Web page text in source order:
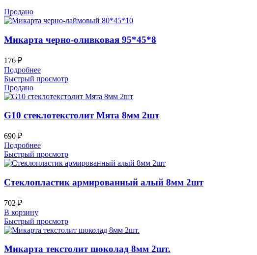
Продано
Микарта черно-оливковая 95*45*8
176 ₽
Подробнее
Быстрый просмотр
Продано
G10 стеклотекстолит Мята 8мм 2шт
690 ₽
Подробнее
Быстрый просмотр
Стеклопластик армированный алый 8мм 2шт
702 ₽
В корзину
Быстрый просмотр
Микарта текстолит шоколад 8мм 2шт.